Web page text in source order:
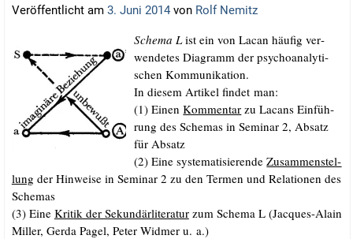
Veröffentlicht am 3. Juni 2014 von Rolf Nemitz
Sche­ma List ein von Lacan häu­fig ver­
wen­de­tes Dia­gramm der psy­cho­ana­ly­ti­
schen Kommunikation.
In die­sem Arti­kel fin­det man:
(1) EinenKom­men­tar zu Lacans Ein­füh­
rung des Sche­mas in Semi­nar 2, Absatz
für Absatz
(2) Eine sys­te­ma­ti­sie­ren­deZusam­men­stel­
lung der Hin­wei­se in Semi­nar 2 zu den Ter­men und Rela­tio­nen des
Schemas
(3) Eine Kri­tik der Sekun­där­li­te­ra­turzum Sche­ma L (Jac­ques-Alain
Mil­ler, Ger­da Pagel, Peter Wid­mer u. a.)